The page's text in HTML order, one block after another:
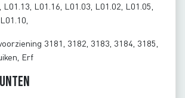
L01.16, L01.03, L01.02, L01.05,
3181, 3182, 3183, 3184, 3185,
Erf